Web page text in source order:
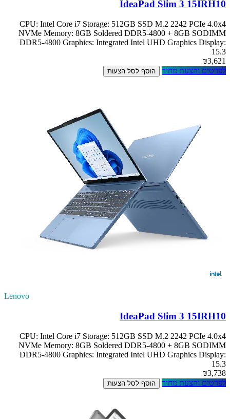
IdeaPad Slim 3 15IRH10
CPU: Intel Core i7 Storage: 512GB SSD M.2 2242 PCIe 4.0x4
NVMe Memory: 8GB Soldered DDR5-4800 + 8GB SODIMM
DDR5-4800 Graphics: Integrated Intel UHD Graphics Display:
15.3
₪3,621
לפרטים והצעת מחיר
הוסף לסל הצעות
Lenovo
IdeaPad Slim 3 15IRH10
CPU: Intel Core i7 Storage: 512GB SSD M.2 2242 PCIe 4.0x4
NVMe Memory: 8GB Soldered DDR5-4800 + 8GB SODIMM
DDR5-4800 Graphics: Integrated Intel UHD Graphics Display:
15.3
₪3,738
לפרטים והצעת מחיר
הוסף לסל הצעות